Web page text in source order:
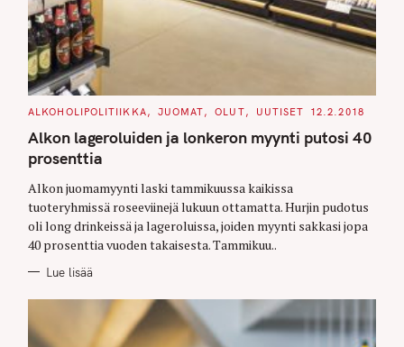
C
T
E
G
O
I
S
ALKOHOLIPOLITIIKKA JUOMAT OLUT UUTISET 12.2.2018
Alkon lageroluiden ja lonkeron myynti putosi 40
prosenttia
Alkon juomamyynti laski tammikuussa kaikissa
tuoteryhmissä roseeviinejä lukuun ottamatta. Hurjin pudotus
oli long drinkeissä ja lageroluissa, joiden myynti sakkasi jopa
40 prosenttia vuoden takaisesta. Tammikuu..
Lue lisää